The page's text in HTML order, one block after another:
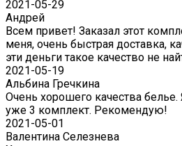
2021-05-29
Андрей
Всем привет! Заказал этот
меня, очень быстрая доставка,
эти деньги такое качество не
2021-05-19
Альбина Гречкина
Очень хорошего качества
уже 3 комплект. Рекомендую!
2021-05-01
Валентина Селезнева